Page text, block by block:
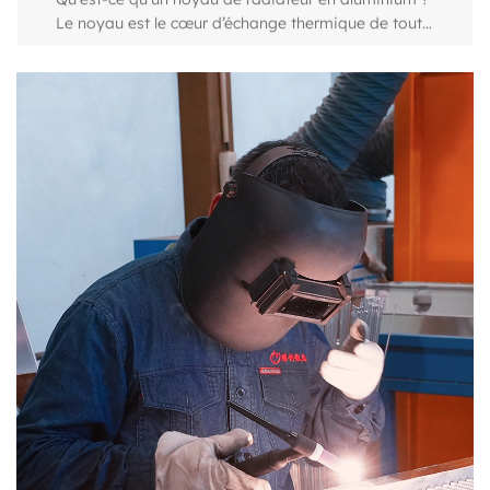
Actualités de l'industrie
Jun 17,2026
Pourquoi une simple correspondance de numéro de pièce ne suffit pas Un superviseur de maintenance dans un camp minier isolé regarde une étiquette de radiateur Cummins fanée. La base de données en ligne renvoie une entrée correspondante. Il passe la commande, sûr que la pièce glissera directement. Trois semaines plus tard, la pièce de rechange arrive et les trous de boulons sont décalés de 18 mm. Le générateur reste hors ligne pendant encore deux jours. Ce scénario se déroule chaque mois sur les sites industriels, les parcs de location et les centres de données. Se fier uniquement à un numéro de pièce ignore les variables physiques et thermiques qui transforment une correspondance papier en un échec réel. Une référence croisée ne réussit que lorsqu'elle valide les dimensions, la géométrie de l'interface, la disposition de montage et la capacité de refroidissement ainsi que l'identifiant numérique. Les inadéquations courantes incluent des diamètres d'entrée qui diffèrent de 6 mm même lorsque le catalogue indique « compatible », des épaisseurs de noyau qui interfèrent avec les carénages du ventilateur et des pressions nominales qui ne peuvent pas gérer le débit de liquide de refroidissement du générateur. Un réservoir en aluminium-plastique évalué à 15 psi se fissurera à côté d'un système à 20 psi. Un noyau en cuivre-laiton qui correspond au numéro de pièce d'origine peut peser 30 % de plus qu'une conception moderne en aluminium brasé, ce qui met l'accent sur les supports de montage sur une remorque de générateur mobile. Un match physique est la seule confirmation qui compte. Le numéro de pièce est le point de départ, jamais la réponse finale. Dans les sections suivantes, vous découvrirez une méthode reproductible en trois étapes pour passer d'un numéro papier à un radiateur fonctionnel, sans essais et erreurs coûteux. Dérive dimensionnelle : Les constructeurs OEM révisent les positions des supports ou la profondeur du noyau sans modifier le numéro de pièce de base. Un changement de suffixe comme « -02 » peut signaler un décalage de 12 mm. Surprises de l'interface : Les raccords de tuyau, les filetages NPT, les tailles de bride SAE et les raccords JIC 37° varient selon les versions. Une référence croisée qui ignore le type de connexion conduit à des cauchemars de plomberie. Espace de refroidissement : Deux radiateurs partageant un numéro de pièce peuvent différer en termes de densité d'ailettes et de nombre de tubes, ce qui entraîne un écart de rejet de chaleur de 10 à 15 %. Inadéquation des matériaux : Une unité OEM aluminium-plastique remplacée par un « équivalent » cuivre-laiton déclenche une corrosion galvanique si la chimie du liquide de refroidissement n’est pas ajustée. Monter des fantômes : Les supports latéraux, les broches inférieures et les clips du carénage du ventilateur changent souvent d'un lot de production à l'autre. Les listes de pièces ne capturent pas toujours ces révisions silencieuses. Étape 1 : Localisez et décodez le numéro de pièce de votre radiateur Commencez par le matériel, pas la paperasse. Les étiquettes s'estompent et les manuels d'entretien se perdent, mais le métal porte généralement un indice. Regardez d'abord le réservoir supérieur. De nombreux radiateurs de générateur de Cummins, Perkins, Doosan et MTU ont une plaque gravée au laser ou un autocollant argenté sur la face du réservoir. Si ce n’est plus le cas, vérifiez les canaux latéraux verticaux et le rail inférieur. Les chiffres estampés se cachent souvent sous la peinture ou la crasse : un simple nettoyage avec un solvant les révèle. Sur les ensembles de radiateurs de type déporté, le numéro de pièce peut figurer sur une étiquette de cadre distincte près de l'œil de levage. Pour les unités qui ont été repeintes, utilisez une lampe de poche à un angle peu profond. L'ombre projetée par le tampon apparaîtra même si la peinture est épaisse. Une fois que vous avez la chaîne de lettres et de chiffres, décomposez-la. Les numéros de pièces OEM ne sont pas aléatoires. Un code Cummins tel que « RA-0123-04 » se segmente généralement en fonction (RA = Radiateur), un identifiant de série (plate-forme moteur) et une révision ou un suffixe spécifique au client. Comprendre cette structure vous aide à distinguer ce qui est critique par rapport à ce qui constitue une variante d'emballage. Notre Catalogue de radiateurs pour générateurs Cummins mappe de nombreux numéros de pièces d'origine directement sur nos modèles, montrant quels suffixes indiquent des changements dimensionnels. Convient aux fabricants, fournisseurs et usines de radiateurs de générateur Cummins En tant qu'OEM adapté aux fabricants de radiateurs de générateur Cummins, adapté aux fournisseurs de radiateurs de générateur Cummins et à l'usine en Chine, Weichuang propose une offre personnalisée adaptée au radiateur de générateur Cummins f Voir le produit → Perkins utilise une logique différente : les deux premiers chiffres sont souvent liés à la famille de moteurs (série 1100, série 2300), tandis que la dernière partie désigne la variante et la norme de construction. Si vous remplacez un radiateur générateur Perkins, le Page radiateur Perkins relie les numéros de pièces d'origine avec nos unités de remplacement et note tous les ajustements de support nécessaires. Le décodage du préfixe seul peut vous empêcher de rechercher un numéro appartenant à un package de refroidissement complètement différent. Convient aux radiateurs compatibles avec les fabricants, fournisseurs et usines de moteurs Perkins En tant qu'OEM adapté aux radiateurs compatibles avec les fabricants de moteurs Perkins, adapté aux radiateurs compatibles avec les fournisseurs de moteurs Perkins et aux usines en Chine, Weichuang propose des radiateurs personnalisés adaptés aux Ra Voir le produit → Modèles de codage de numéro de pièce OEM typiques pour les radiateurs de générateur Marque Signification du préfixe/segment Exemple (illustratif) Cummins « RA » = Ensemble radiateur ; bloc numérique = code de capacité de refroidissement de la plate-forme moteur RA-0123-04 Perkins Premiers chiffres = famille de moteurs ; suffixe = révision et norme de construction PK8912/B MTU / Détroit Diesel Préfixe « X00 » = groupe d'échangeurs de chaleur ; chiffres du milieu = identifiant du modèle X00123405 Yuchai/Weichai La chaîne numérique inclut souvent la cylindrée du moteur en litres dans les premiers blocs 300-1002-05 Étape 2 : le processus de références croisées en ligne Avec le numéro de pièce décodé en main, accédez à la base de données. La plupart des fournisseurs de radiateurs industriels proposent un champ de recherche qui accepte les numéros OEM, les codes de stock des fournisseurs ou les spécifications dimensionnelles. Entrez d'abord le numéro complet, y compris les tirets, les barres obliques ou les lettres de suffixe. Si le système renvoie une correspondance exacte, ne vous arrêtez pas là. Ouvrez le détail du produit et téléchargez le dessin dimensionnel ou la fiche technique. Ce que vous vérifiez : la hauteur du noyau, la largeur du noyau, l'épaisseur du noyau, la longueur totale, y compris les réservoirs, les diamètres d'entrée et de sortie, et la distance exacte de centre à centre entre les trous de montage. Une véritable référence croisée nécessite un chevauchement dimensionnel d'au moins 90 %. Si le dessin montre une profondeur de noyau de 135 mm et que votre original mesure 148 mm, le remplacement peut ne pas s'insérer à l'intérieur du carénage existant. Lorsque la base de données ne renvoie aucune correspondance directe, essayez l'approche partielle. Supprimez le suffixe et recherchez à nouveau. Un numéro de pièce tel que « RA-0123-04 » peut correspondre à « RA-0123 » dans le système du fournisseur, le « -04 » indiquant une finition de peinture différente ou une protection de ventilateur qui n'affecte pas l'ajustement du noyau. Lisez attentivement les notes de compatibilité : de nombreux équivalents du marché secondaire répertorient tous les numéros de pièces OEM connus, mais uniquement à condition que les dimensions principales soient alignées. Pour les groupes électrogènes qui utilisent des radiateurs montés à distance, en particulier dans les flottes de location et les applications de camions électriques, les références croisées par modèle de châssis et de boîtier peuvent être plus rapides que la recherche d'un seul numéro de pièce. Notre site permet de filtrer par marque de moteur, puissance de sortie et structure de radiateur, vous permettant de vérifier la compatibilité même lorsque l'étiquette d'origine est illisible. Étape 3 : La liste de contrôle de vérification physique et des performances Avant de couper un bon de commande, parcourez cette liste de contrôle. Collez-le sur le panneau de commande du générateur ou enregistrez-le sur votre téléphone. Chaque champ doit s’aligner. Liste de contrôle pour la vérification physique et des performances du radiateur Point de contrôle Que mesurer/confirmer Tolérance acceptable Hauteur du noyau Hauteur visible du pack aileron (hors plaques de tête) ±3mm Largeur du noyau Largeur d'un canal latéral à l'autre ±3mm
Actualités de l'industrie
Jun 10,2026
Guide de sélection de radiateurs robustes : aluminium ou plastique, tube ou plaque et comment choisir
Un seul événement de surchauffe sur un camion de transport peut coûter plus de 15 000 $ en temps d'arrêt et en réparations. Les gestionnaires de flotte et les exploitants de centrales électriques apprennent rapidement qu'un radiateur robuste n'est pas une pièce de base : c'est un composant technique qui détermine directement la disponibilité et le rendement énergétique. Qu'est-ce qu'un radiateur robuste et en quoi est-il différent ? Un radiateur robuste déplace beaucoup plus de chaleur qu'une unité légère, généralement en augmentant l'épaisseur du noyau, la densité des ailettes et la jauge du matériau. Alors qu'un radiateur de voiture particulière peut avoir une épaisseur de 16 mm et contenir 2 à 3 litres de liquide de refroidissement, une version robuste pour un moteur diesel de 400 ch peut dépasser 50 mm de profondeur et circuler plus de 40 litres par minute. Ces différences ne sont pas progressives ; ils sont structurels. La surface centrale de la face, la pression de travail et la tolérance aux vibrations augmentent toutes. Les noyaux robustes sont conçus pour un fonctionnement continu à des températures de liquide de refroidissement comprises entre 90 °C et 105 °C à pleine charge, souvent dans de l'air contaminé. Ils doivent résister à des pressions élevées du liquide de refroidissement (norme de 15 à 18 psi, avec des bouchons hautes performances atteignant 25 psi) et à des cycles thermiques susceptibles de fissurer les matériaux les plus fragiles. Principales différences de conception entre les radiateurs légers et lourds Paramètre Radiateur léger Radiateur robuste Épaisseur du noyau 16-26 mm 32 à 70 mm Jauge de matériau (collecteur/tube) 0,3 à 0,4 mm 0,5 à 0,8 mm Pression de service 13 à 16 livres par pouce carré 15 à 25 livres par pouce carré Volume de liquide de refroidissement 2 à 6 litres 10 à 40 litres Densité des ailerons (FPI) 12-16 8 à 14 avec ailettes à persiennes/alvéoles Montage Isolé en caoutchouc Châssis rigide avec amortisseurs de vibrations Radiateurs en aluminium ou en plastique-aluminium : quel est le meilleur pour les usages intensifs ? Deux combinaisons de matériaux principaux dominent le marché secondaire des véhicules lourds : le tout en aluminium (réservoirs et noyau) et le plastique-aluminium (réservoirs en plastique sertis sur un noyau en aluminium). Le choix ne consiste pas à choisir ce qui est universellement meilleur, mais plutôt à adapter le matériau à l’environnement d’exploitation et à la philosophie de maintenance. Les radiateurs entièrement en aluminium sont brasés ou soudés en un seul assemblage. Ils éliminent l’interface joint/plastique qui finit par s’affaiblir sous l’effet des cycles thermiques. La conductivité thermique est uniforme et l'ensemble de l'unité peut être réparé par un fabricant qualifié. En revanche, les modèles de réservoirs en plastique sont plus légers, moins chers à produire et dominent l’offre OEM pour les camions routiers. Cependant, les réservoirs en plastique peuvent se fissurer s'ils sont soumis à des flexions répétées du moteur, à des produits chimiques agressifs ou à des charges de choc élevées. Comparaison des radiateurs en aluminium et en plastique-aluminium pour une utilisation intensive Critères Radiateur tout en aluminium Radiateur en plastique-aluminium Conductivité thermique Haut, uniforme Élevé (noyau), mais les réservoirs en plastique isolent légèrement Résistance à la corrosion Excellent avec un liquide de refroidissement approprié ; les réservoirs ne se dégraderont pas Le noyau en aluminium peut se corroder en cas d'électrolyse ; le plastique résiste à la corrosion externe Poids Modéré à lourd Plus léger Réparabilité Réparation soudée possible ; enregistrement réalisable Le remplacement des réservoirs en plastique est limité ; souvent remplacé en tant qu'unité Durée de vie typique 8 à 15 ans de service sévère 5 à 10 ans ; les réservoirs en plastique peuvent devoir être remplacés après 5 à 7 ans Idéal pour Générateurs miniers, de construction, maritimes et stationnaires Camions routiers, bus, flottes avec cycles de remplacement planifiés Lorsque la disponibilité n'est pas négociable et que la machine fonctionne dans des conditions de vibrations et de températures élevées, un radiateur tout en aluminium est l’option à faible risque. Les flottes qui remplacent les radiateurs de manière préventive s'en tiennent souvent au plastique-aluminium pour réduire les coûts d'acquisition, mais elles doivent surveiller de près les joints du réservoir au collecteur. Radiateur tout en aluminiums Manufacturers, Suppliers, Factory En tant que fabricant de radiateurs tout en aluminium OEM, fournisseurs de radiateurs tout en aluminium et usine en Chine, Weichuang propose à la vente un radiateur tout en aluminium personnalisé. Voir le produit → Conceptions de noyau à tube et ailettes ou à plaques et ailettes : avantages et inconvénients Le noyau – la matrice de tubes et d’ailettes – détermine la rapidité avec laquelle la chaleur passe du liquide de refroidissement à l’air. Deux architectures dominent : tube-and-fin et plate-and-fin (également appelée bar-and-plate). Leur comportement aux chocs, à la poussière et aux charges thermiques est radicalement différent. Tube et aileron (nageoire serpentine) Les tubes ovales ou plats transportent le liquide de refroidissement tandis que de fines bandes d'ailettes passent entre eux. Cette conception est légère et offre une grande zone frontale pour l’air. Il s'agit de la norme pour les camions routiers car il équilibre le coût, le poids et les performances de refroidissement. Cependant, les ailettes se déforment facilement et, en cas de fortes vibrations, les joints tube-collecteur peuvent se fatiguer. La capacité de pression est modérée – généralement autour de 18 à 20 psi sans renfort. Plaque et aileron (Bar-et-Plaque) Les plaques empilées créent à la fois des passages de liquide de refroidissement et des canaux d'air dans un seul bloc rigide. L'intégrité structurelle est nettement plus élevée. Cette conception résiste aux vibrations et aux pics de pression supérieurs à 25 psi, ce qui la rend adaptée aux équipements miniers et industriels lourds. Le transfert de chaleur par unité de volume peut être 10 à 15 % plus élevé que celui des tubes et ailettes dans les environnements poussiéreux, car les ouvertures plus larges des ailettes résistent au colmatage. Le compromis est un poids et un coût plus élevés. Pour les groupes électrogènes qui subissent des vibrations constantes et un débit d'air limité, un radiateur de générateur à plaques et ailettes survit souvent aux alternatives à tubes et à ailettes. Lorsque la nettoyabilité est une préoccupation quotidienne, comme dans les applications agricoles à forte teneur en paillettes, les conceptions à tubes et ailettes avec un espacement des ailettes plus large fonctionnent toujours bien et sont plus faciles à souffler. Fabricants, fournisseurs, usine de radiateurs générateurs à plaques et ailettes En tant que fabricant de radiateurs de générateur à plaques et ailettes OEM, fournisseurs de radiateurs de générateur à plaques et ailettes et usine en Chine, Weichuang propose à la vente un radiateur de générateur à plaques et ailettes personnalisé. Voir le produit → Comment dimensionner un radiateur robuste pour votre moteur Une erreur courante consiste à sélectionner un radiateur en se basant uniquement sur les tableaux d'équipement du véhicule. Le rejet de chaleur du moteur dicte les dimensions du noyau, et non l'espace disponible. Commencez par la puissance nominale du moteur et sa consommation de carburant spécifique aux freins pour estimer la chaleur perdue. Une règle générale approximative mais fiable pour les moteurs diesel turbocompressés : chaque puissance rejette environ 35 à 45 BTU/min sous forme de chaleur. Le radiateur doit dissiper 60 à 75 % de cette charge thermique totale, le reste étant géré par les refroidisseurs d'huile et le rayonnement du moteur lui-même. Utilisez cette formule simplifiée pour estimer la surface centrale du visage : Surface de la face centrale (po²) = (HP du moteur × 0,3) à (HP du moteur × 0,5) Pour un moteur de 400 CV, cela donne 120 à 200 pouces carrés de surface frontale, ce qui se traduit approximativement par un noyau de 24" × 6" à un noyau de 28" × 8", selon l'épaisseur et le débit d'air. Cependant, la zone du visage seule ne suffit pas. L’épaisseur du noyau (profondeur) et la densité des ailettes doivent être considérées ensemble. Un noyau plus épais (50 à 70 mm) peut compenser une surface faciale plus petite, mais nécessite une puissance de ventilateur plus élevée et est plus difficile à nettoyer. Vérifiez toujours que l’indice de rejet de chaleur du radiateur, aux températures spécifiées d’air et de liquide de refroidissement, atteint ou dépasse la fiche technique du fabricant du moteur. Le débit du liquide de refroidissement est égalem
Actualités de l'industrie
Jun 02,2026